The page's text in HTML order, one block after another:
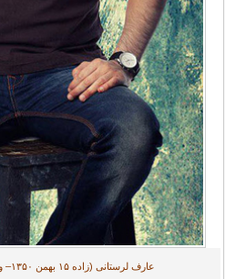
عارف لرستانی (زاده ۱۵ بهمن ۱۳۵۰– وفات ۲۶ فروردین ۱۳۹۶) بود